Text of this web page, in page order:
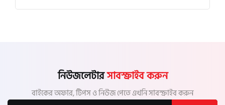
নিউজলেটারসাবস্ক্রাইব করুন
বাইকের অফার, টিপস ও নিউজ পেতে এখনি সাবস্ক্রাইব করুন